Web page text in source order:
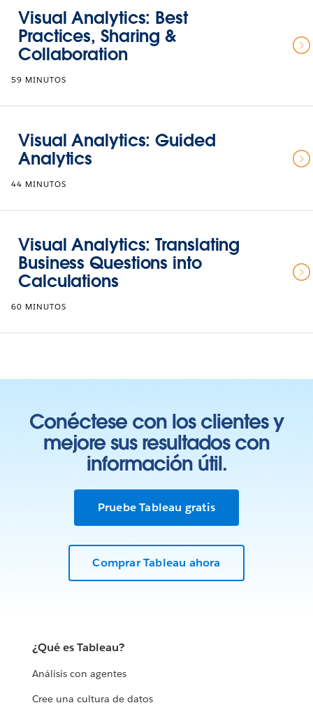
Visual Analytics: Best
Practices, Sharing &
Collaboration
59 MINUTOS
Visual Analytics: Guided
Analytics
44 MINUTOS
Visual Analytics: Translating
Business Questions into
Calculations
60 MINUTOS
Conéctese con los clientes y
mejore sus resultados con
información útil.
Pruebe Tableau gratis
Comprar Tableau ahora
¿Qué es Tableau?
Análisis con agentes
Cree una cultura de datos